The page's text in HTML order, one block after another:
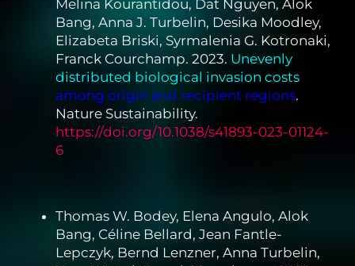
Melina Kourantidou, Dat Nguyen, Alok
Bang, Anna J. Turbelin, Desika Moodley,
Elizabeta Briski, Syrmalenia G. Kotronaki,
Franck Courchamp. 2023. Unevenly
distributed biological invasion costs
among origin and recipient regions.
Nature Sustainability.
https://doi.org/10.1038/s41893-023-01124-
6
Thomas W. Bodey, Elena Angulo, Alok
Bang, Céline Bellard, Jean Fantle-
Lepczyk, Bernd Lenzner, Anna Turbelin,